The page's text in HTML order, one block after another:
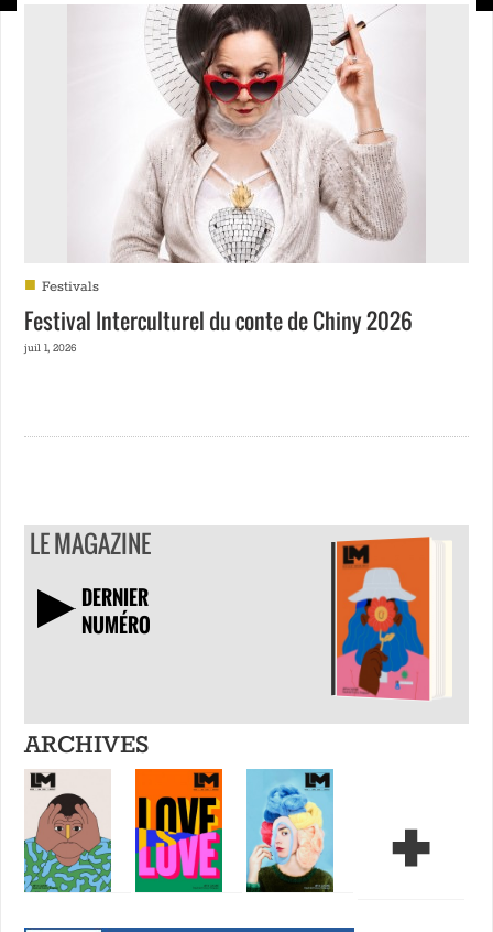
■ Festivals
Festival Interculturel du conte de Chiny 2026
juil 1, 2026
LE MAGAZINE
DERNIER
NUMÉRO
TÉLÉCHARGER
ARCHIVES +